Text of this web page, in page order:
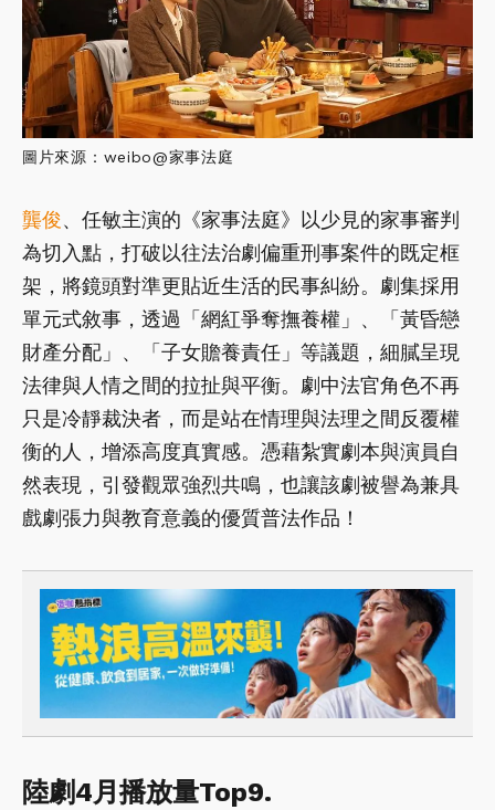
圖片來源：weibo@家事法庭
龔俊、任敏主演的《家事法庭》以少見的家事審判
為切入點，打破以往法治劇偏重刑事案件的既定框
架，將鏡頭對準更貼近生活的民事糾紛。劇集採用
單元式敘事，透過「網紅爭奪撫養權」、「黃昏戀
財產分配」、「子女贍養責任」等議題，細膩呈現
法律與人情之間的拉扯與平衡。劇中法官角色不再
只是冷靜裁決者，而是站在情理與法理之間反覆權
衡的人，增添高度真實感。憑藉紮實劇本與演員自
然表現，引發觀眾強烈共鳴，也讓該劇被譽為兼具
戲劇張力與教育意義的優質普法作品！
陸劇4月播放量Top9.